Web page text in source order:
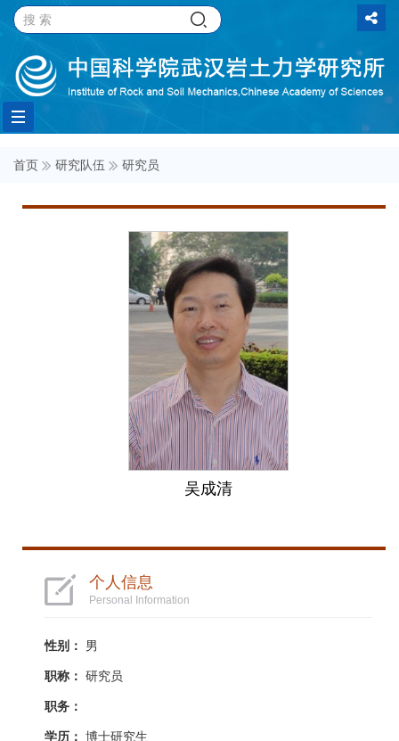
Toggle
navigation
首页 研究队伍 研究员
吴成清
个人信息
Personal Information
性别： 男
职称： 研究员
职务：
学历： 博士研究生